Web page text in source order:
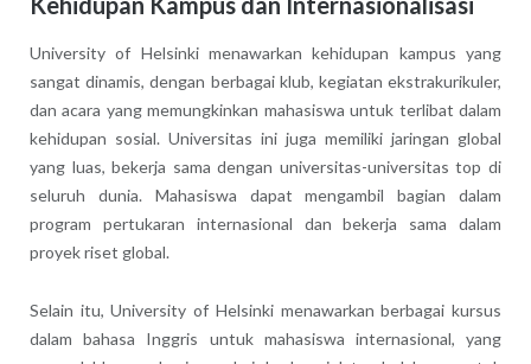
University of Helsinki menawarkan kehidupan kampus yang
sangat dinamis, dengan berbagai klub, kegiatan ekstrakurikuler,
dan acara yang memungkinkan mahasiswa untuk terlibat dalam
kehidupan sosial. Universitas ini juga memiliki jaringan global
yang luas, bekerja sama dengan universitas-universitas top di
seluruh dunia. Mahasiswa dapat mengambil bagian dalam
program pertukaran internasional dan bekerja sama dalam
proyek riset global.
Selain itu, University of Helsinki menawarkan berbagai kursus
dalam bahasa Inggris untuk mahasiswa internasional, yang